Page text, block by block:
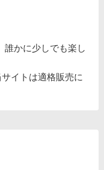
誰かに少しでも楽し
イトは適格販売に